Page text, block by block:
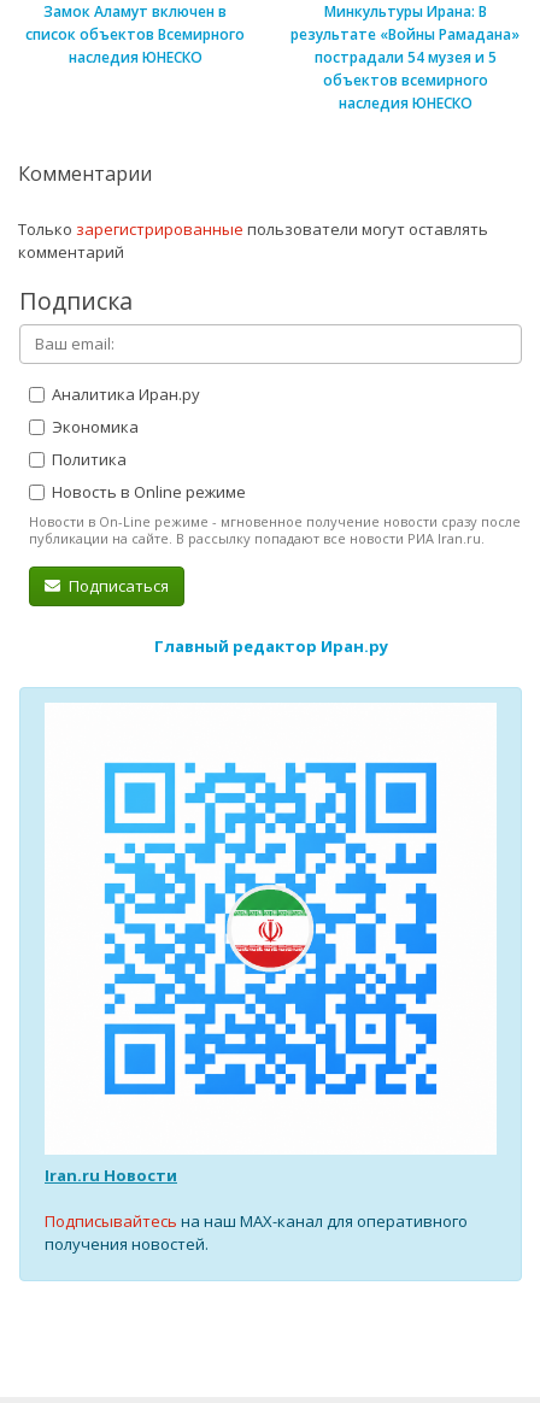
Замок Аламут включен в
список объектов Всемирного
наследия ЮНЕСКО
Минкультуры Ирана: В
результате «Войны Рамадана»
пострадали 54 музея и 5
объектов всемирного
наследия ЮНЕСКО
Комментарии
Только зарегистрированные пользователи могут оставлять
комментарий
Подписка
Аналитика Иран.ру
Экономика
Политика
Новость в Online режиме
Новости в On-Line режиме - мгновенное получение новости сразу после
публикации на сайте. В рассылку попадают все новости РИА Iran.ru.
Подписаться
Главный редактор Иран.ру
Iran.ru Новости
Подписывайтесь на наш MAX-канал для оперативного
получения новостей.